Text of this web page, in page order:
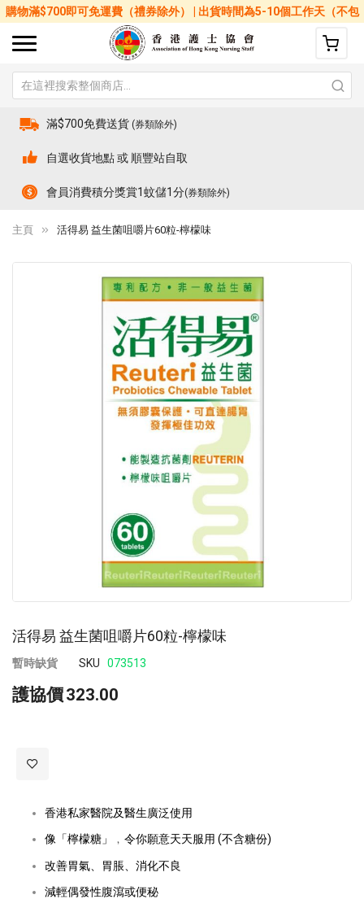
購物滿$700即可免運費（禮券除外） | 出貨時間為5-10個工作天（不包
括星期六、日及公眾假期）
滿$700免費送貨 (券類除外)
自選收貨地點 或 順豐站自取
會員消費積分獎賞1蚊儲1分(券類除外)
主頁 活得易 益生菌咀嚼片60粒-檸檬味
活得易 益生菌咀嚼片60粒-檸檬味
暫時缺貨 SKU 073513
護協價323.00
香港私家醫院及醫生廣泛使用
像「檸檬糖」﹐令你願意天天服用 (不含糖份)
改善胃氣、胃脹、消化不良
減輕偶發性腹瀉或便秘